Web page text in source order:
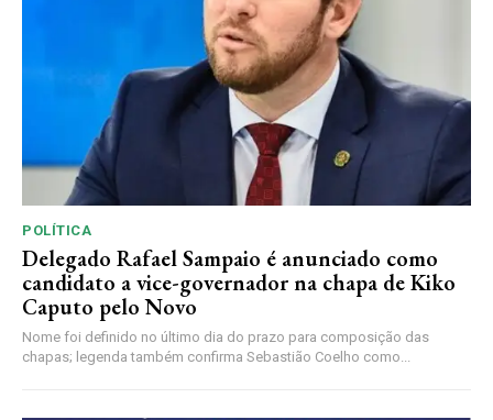
POLÍTICA
Delegado Rafael Sampaio é anunciado como
candidato a vice-governador na chapa de Kiko
Caputo pelo Novo
Nome foi definido no último dia do prazo para composição das
chapas; legenda também confirma Sebastião Coelho como...